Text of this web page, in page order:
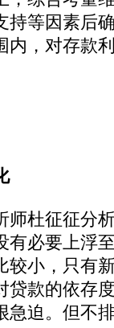
持等因素后
内，对存款
杜征征分
有必要上浮
较小，只有
贷款的依存
急迫。但不